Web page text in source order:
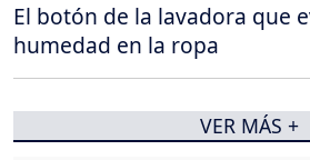
El botón de la lavadora que
humedad en la ropa
VER MÁS +